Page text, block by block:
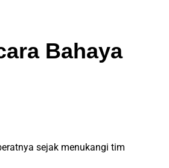
Bahaya
sejak menukangi tim